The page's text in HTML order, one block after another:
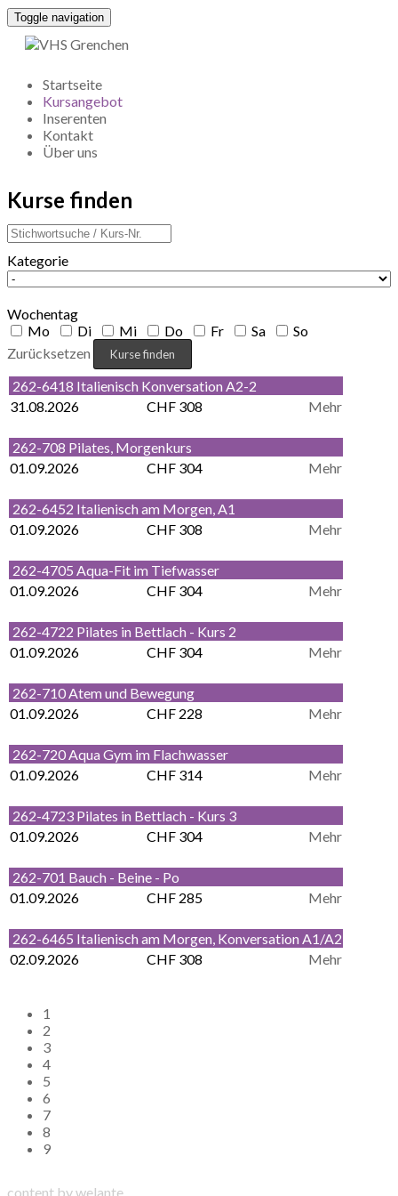
Toggle navigation
Startseite
Kursangebot
Inserenten
Kontakt
Über uns
Kurse finden
Kategorie
Wochentag
Mo
Di Mi Do Fr Sa
So
Zurücksetzen
262-6418 Italienisch Konversation A2-2
31.08.2026
CHF 308 Mehr
262-708 Pilates, Morgenkurs
01.09.2026
CHF 304 Mehr
262-6452 Italienisch am Morgen, A1
01.09.2026
CHF 308 Mehr
262-4705 Aqua-Fit im Tiefwasser
01.09.2026
CHF 304 Mehr
262-4722 Pilates in Bettlach - Kurs 2
01.09.2026
CHF 304 Mehr
262-710 Atem und Bewegung
01.09.2026
CHF 228 Mehr
262-720 Aqua Gym im Flachwasser
01.09.2026
CHF 314 Mehr
262-4723 Pilates in Bettlach - Kurs 3
01.09.2026
CHF 304 Mehr
262-701 Bauch - Beine - Po
01.09.2026
CHF 285 Mehr
262-6465 Italienisch am Morgen, Konversation A1/A2
02.09.2026
CHF 308 Mehr
1
2
3
4
5
6
7
8
9
content by welante